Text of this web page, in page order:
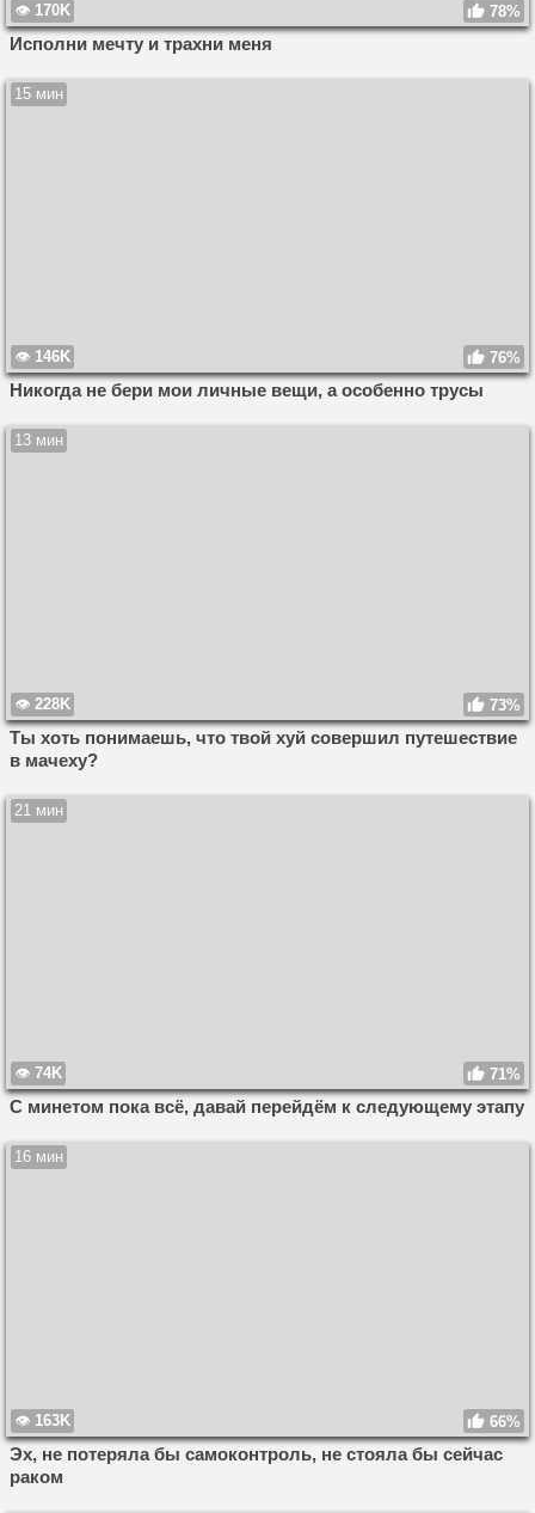
170K 78%
Исполни мечту и трахни меня
15 мин
146K 76%
Никогда не бери мои личные вещи, а особенно трусы
13 мин
228K 73%
Ты хоть понимаешь, что твой хуй совершил путешествие
в мачеху?
21 мин
74K 71%
С минетом пока всё, давай перейдём к следующему этапу
16 мин
163K 66%
Эх, не потеряла бы самоконтроль, не стояла бы сейчас
раком